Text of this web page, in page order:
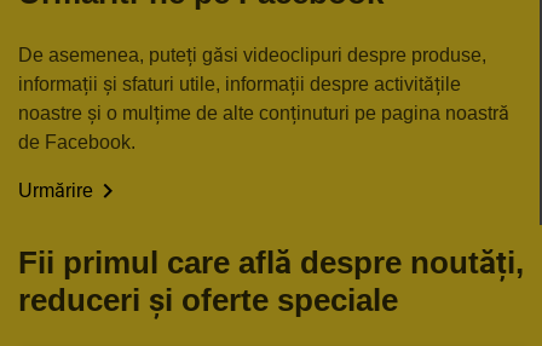
De asemenea, puteți găsi videoclipuri despre produse,
informații și sfaturi utile, informații despre activitățile
noastre și o mulțime de alte conținuturi pe pagina noastră
de Facebook.
Urmărire 
Fii primul care află despre noutăți,
reduceri și oferte speciale